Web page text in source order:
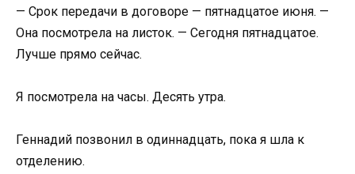
— Срок передачи в договоре — пятнадцатое июня. —
Она посмотрела на листок. — Сегодня пятнадцатое.
Лучше прямо сейчас.
Я посмотрела на часы. Десять утра.
Геннадий позвонил в одиннадцать, пока я шла к
отделению.